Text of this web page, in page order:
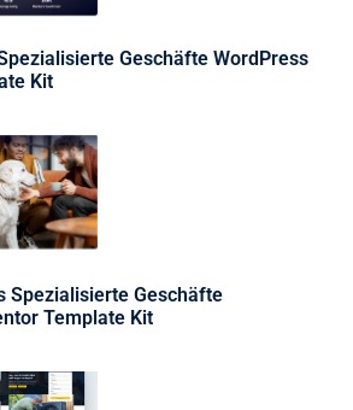
Geschäfte WordPress
Kit
Spezialisierte Geschäfte
Template Kit